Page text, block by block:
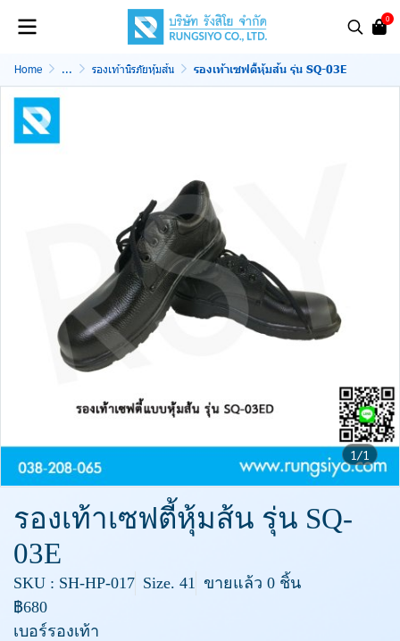
0
Home ... รองเท้านิรภัยหุ้มส้น รองเท้าเซฟตี้หุ้มส้น รุ่น SQ-03E
1/1
รองเท้าเซฟตี้หุ้มส้น รุ่น SQ-
03E
SKU : SH-HP-017 Size. 41 ขายแล้ว 0 ชิ้น
฿680
เบอร์รองเท้า